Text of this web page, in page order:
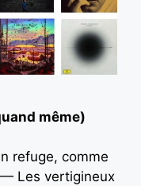
même)
refuge, comme
Les vertigineux